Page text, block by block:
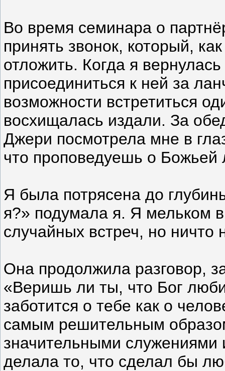
Во время семинара о
принять звонок, который,
отложить. Когда я
присоединиться к ней за
возможности встретиться
восхищалась издали. За
Джери посмотрела мне в
что проповедуешь о Божьей
Я была потрясена до
я?» подумала я. Я мельком
случайных встреч, но ничто
Она продолжила разговор,
«Веришь ли ты, что Бог
заботится о тебе как о
самым решительным
значительными
делала то, что сделал бы